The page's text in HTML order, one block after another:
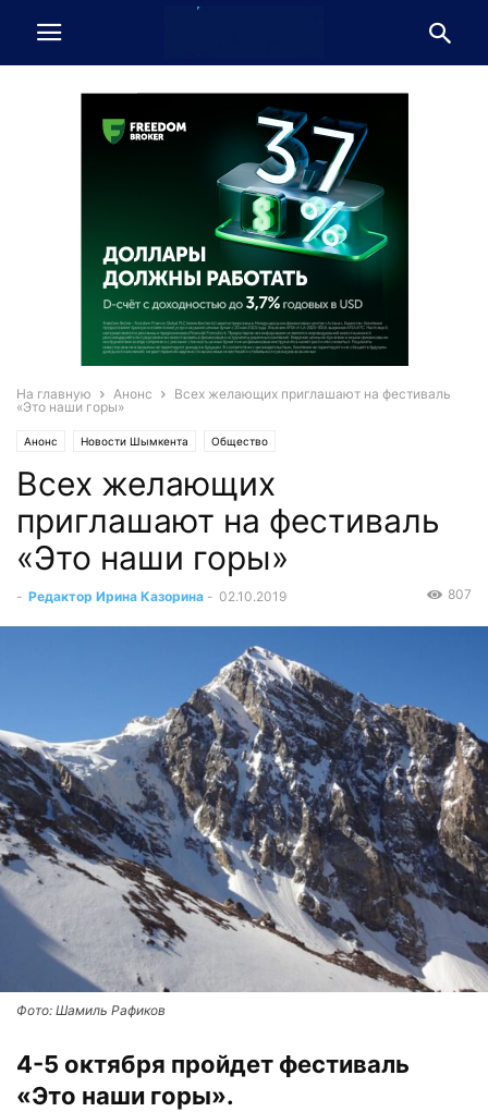
На главную Анонс
Всех желающих приглашают на фестиваль
«Это наши горы»
Анонс Новости Шымкента Общество
Всех желающих
приглашают на фестиваль
«Это наши горы»
- Редактор Ирина Казорина - 02.10.2019 807
Фото: Шамиль Рафиков
4-5 октября пройдет фестиваль
«Это наши горы».